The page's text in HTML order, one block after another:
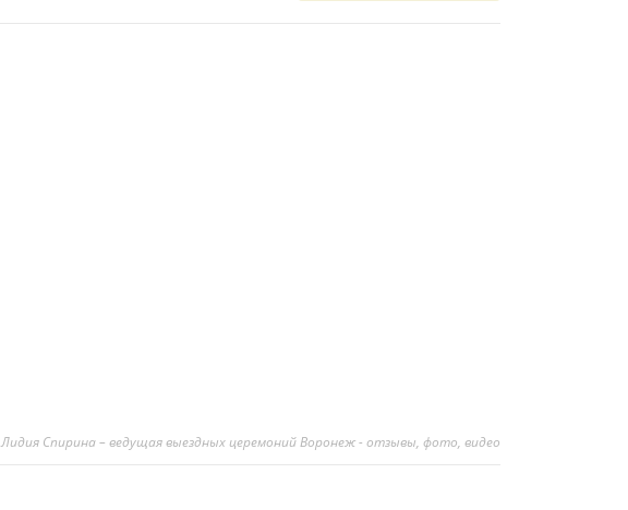
Лидия Спирина – ведущая выездных церемоний Воронеж - отзывы, фото, видео